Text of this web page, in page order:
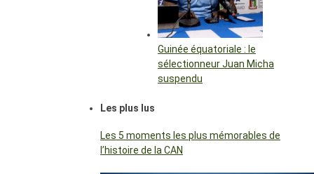
Guinée équatoriale : le
sélectionneur Juan Micha
suspendu
Les plus lus
Les 5 moments les plus mémorables de
l’histoire de la CAN